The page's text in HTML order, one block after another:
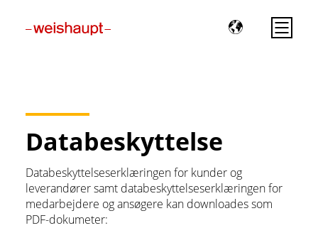
Databeskyttelse
Databeskyttelseserklæringen for kunder og
leverandører samt databeskyttelseserklæringen for
medarbejdere og ansøgere kan downloades som
PDF-dokumeter: